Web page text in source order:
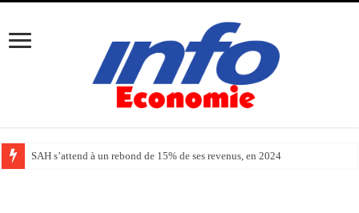
SAH s’attend à un rebond de 15% de ses revenus, en 2024